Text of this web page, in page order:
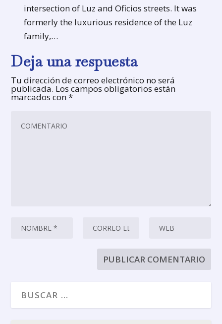
intersection of Luz and Oficios streets. It was
formerly the luxurious residence of the Luz
family,…
Deja una respuesta
Tu dirección de correo electrónico no será
publicada. Los campos obligatorios están
marcados con*